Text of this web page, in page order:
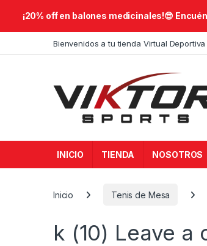
​¡20% off en balones medicinales!😎​
Bienvenidos a tu tienda Virtual Deportiva
INICIO TIENDA NOSOTROS
Inicio Tenis de Mesa
k (10) Leave a